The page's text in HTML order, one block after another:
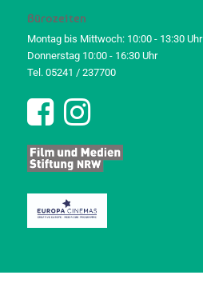
Bürozeiten
Montag bis Mittwoch: 10:00 - 13:30 Uhr
Donnerstag 10:00 - 16:30 Uhr
Tel. 05241 / 237700